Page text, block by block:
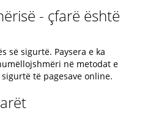
- çfarë është
së sigurtë. Paysera e ka
në metodat e
të pagesave online.